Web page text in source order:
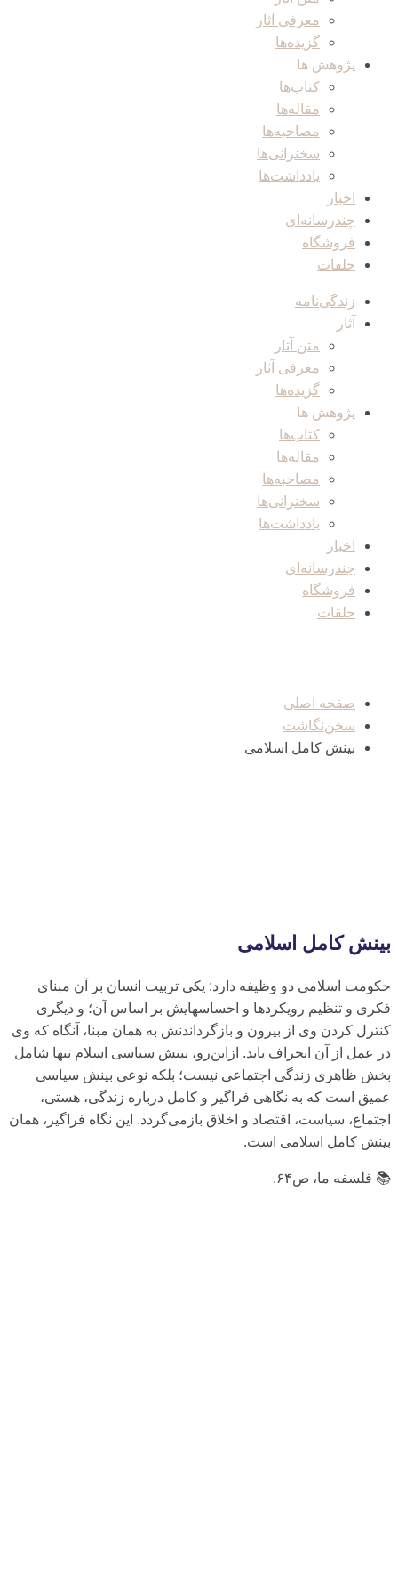
معرفی آثار
گزیده‌ها
پژوهش ها
کتاب‌ها
مقاله‌ها
مصاحبه‌ها
سخنرانی‌ها
یادداشت‌ها
اخبار
چندرسانه‌ای
فروشگاه
حلقات
زندگی‌نامه
آثار
متن آثار
معرفی آثار
گزیده‌ها
پژوهش ها
کتاب‌ها
مقاله‌ها
مصاحبه‌ها
سخنرانی‌ها
یادداشت‌ها
اخبار
چندرسانه‌ای
فروشگاه
حلقات
صفحه اصلی
سخن‌نگاشت
بینش کامل اسلامی
بینش کامل اسلامی
حكومت اسلامى دو وظيفه دارد: يكى تربيت انسان بر آن مبناى
فكرى و تنظيم رويكردها و احساس‏هايش بر اساس آن؛ و ديگرى
كنترل كردن وى از بيرون و بازگرداندنش به همان مبنا، آن‏گاه كه وى
در عمل از آن انحراف يابد. ازاين‌رو، بينش سياسى اسلام تنها شامل
بخش ظاهرى زندگى اجتماعى نيست؛ بلكه نوعى بينش سياسى
عميق است كه به نگاهى فراگير و كامل درباره زندگى، هستى،
اجتماع، سياست، اقتصاد و اخلاق بازمى‌‏گردد. اين نگاه فراگير، همان
بينش كامل اسلامى است.
📚 فلسفه ما، ص۶۴.